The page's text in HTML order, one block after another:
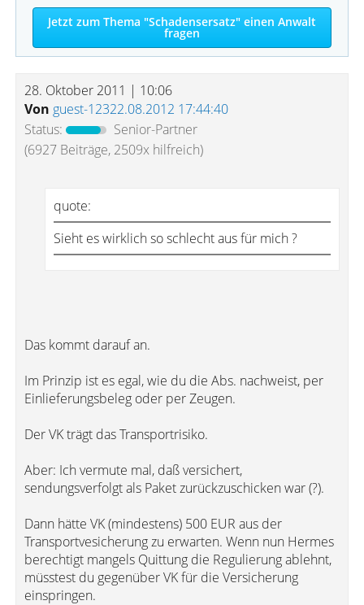
Jetzt zum Thema "Schadensersatz" einen Anwalt
fragen
28. Oktober 2011 | 10:06
Von guest-12322.08.2012 17:44:40
Status:
Senior-Partner
(6927 Beiträge, 2509x hilfreich)
quote:
Sieht es wirklich so schlecht aus für mich ?
Das kommt darauf an.
Im Prinzip ist es egal, wie du die Abs. nachweist, per
Einlieferungsbeleg oder per Zeugen.
Der VK trägt das Transportrisiko.
Aber: Ich vermute mal, daß versichert,
sendungsverfolgt als Paket zurückzuschicken war (?).
Dann hätte VK (mindestens) 500 EUR aus der
Transportvesicherung zu erwarten. Wenn nun Hermes
berechtigt mangels Quittung die Regulierung ablehnt,
müsstest du gegenüber VK für die Versicherung
einspringen.